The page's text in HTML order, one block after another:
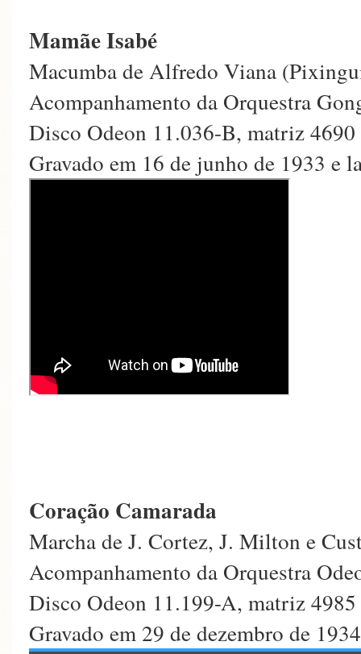
Mamãe Isabé
Macumba de Alfredo Viana
Acompanhamento da Orquestra
Disco Odeon 11.036-B, matriz 4690
Gravado em 16 de junho de 1933 e
Coração Camarada
Marcha de J. Cortez, J. Milton e
Acompanhamento da Orquestra
Disco Odeon 11.199-A, matriz 4985
Gravado em 29 de dezembro de